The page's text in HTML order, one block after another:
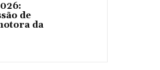
de
da